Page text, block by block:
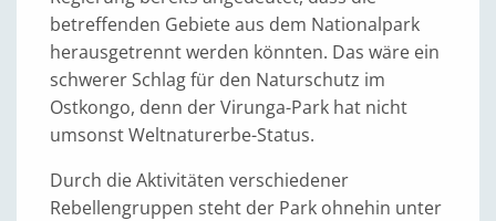
betreffenden Gebiete aus dem Nationalpark
herausgetrennt werden könnten. Das wäre ein
schwerer Schlag für den Naturschutz im
Ostkongo, denn der Virunga-Park hat nicht
umsonst Weltnaturerbe-Status.
Durch die Aktivitäten verschiedener
Rebellengruppen steht der Park ohnehin unter